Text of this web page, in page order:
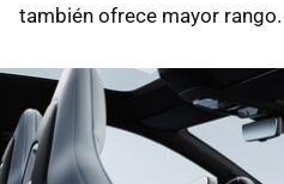
también ofrece mayor rango.